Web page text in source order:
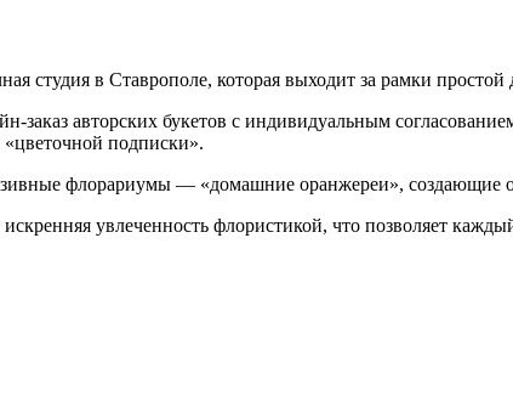
студия в Ставрополе, которая выходит за рамки простой
заказ авторских букетов с индивидуальным
подписки».
флорариумы — «домашние оранжереи», создающие
увлеченность флористикой, что позволяет